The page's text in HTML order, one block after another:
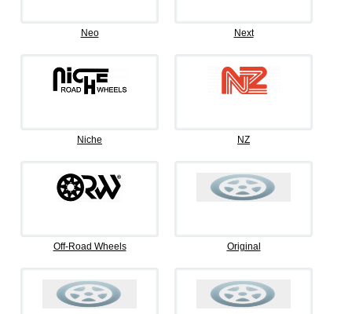
Neo Next
Niche NZ
Off-Road Wheels Original